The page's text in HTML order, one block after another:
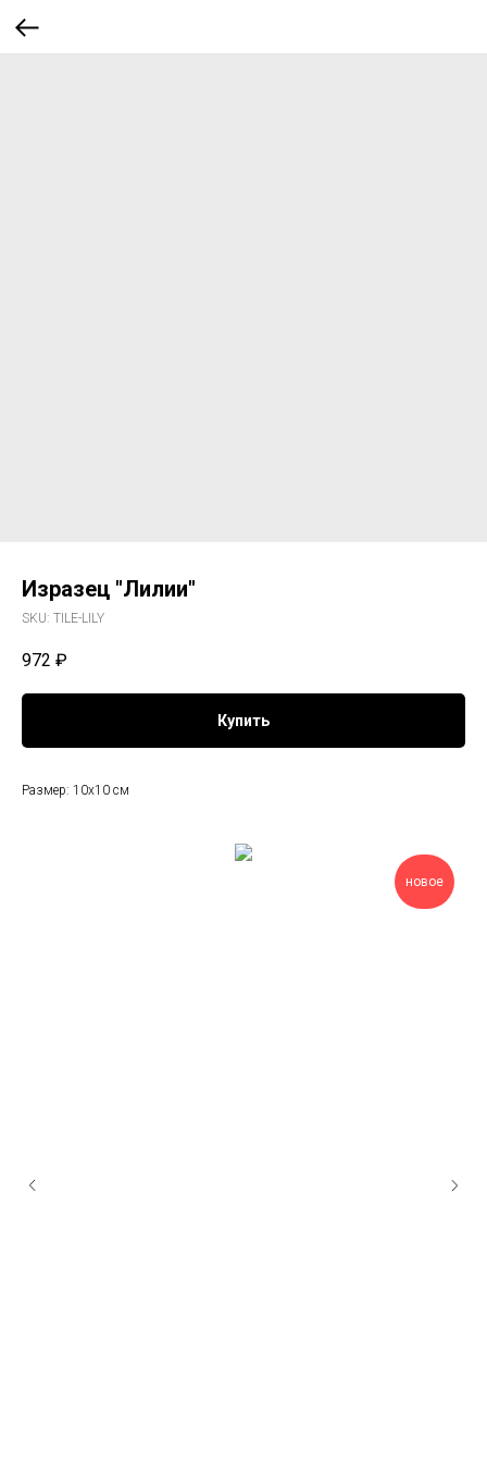
Изразец "Лилии"
SKU: TILE-LILY
972 ₽
Купить
Размер: 10х10 см
новое